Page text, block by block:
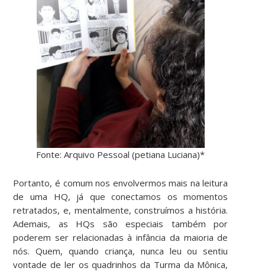
Fonte: Arquivo Pessoal (petiana Luciana)*
Portanto, é comum nos envolvermos mais na leitura
de uma HQ, já que conectamos os momentos
retratados, e, mentalmente, construímos a história.
Ademais, as HQs são especiais também por
poderem ser relacionadas à infância da maioria de
nós. Quem, quando criança, nunca leu ou sentiu
vontade de ler os quadrinhos da Turma da Mônica,